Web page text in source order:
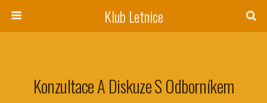
Klub Letnice
Konzultace A Diskuze S Odborníkem